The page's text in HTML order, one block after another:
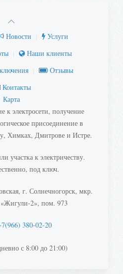
Новости
Услуги
Наши клиенты
Отзывы
Контакты
Карта
к электросети, получение
присоединение в
Химках, Дмитрове и Истре.
участка к электричеству.
под ключ.
г. Солнечногорск, мкр.
2», пом. 973
380-02-20
с 8:00 до 21:00)